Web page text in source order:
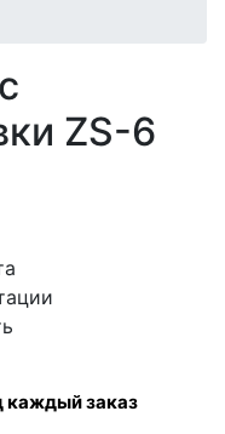
ZS-6
каждый заказ